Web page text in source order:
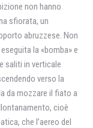
non hanno
sfiorata, un
abruzzese. Non
la «bomba» e
saliti in verticale
verso la
da mozzare il fiato a
cioè
che l’aereo del